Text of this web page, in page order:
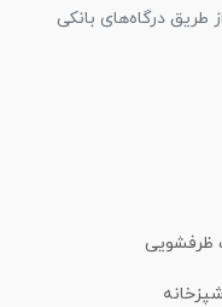
طریق درگاه‌های بانکی
ظرفشویی